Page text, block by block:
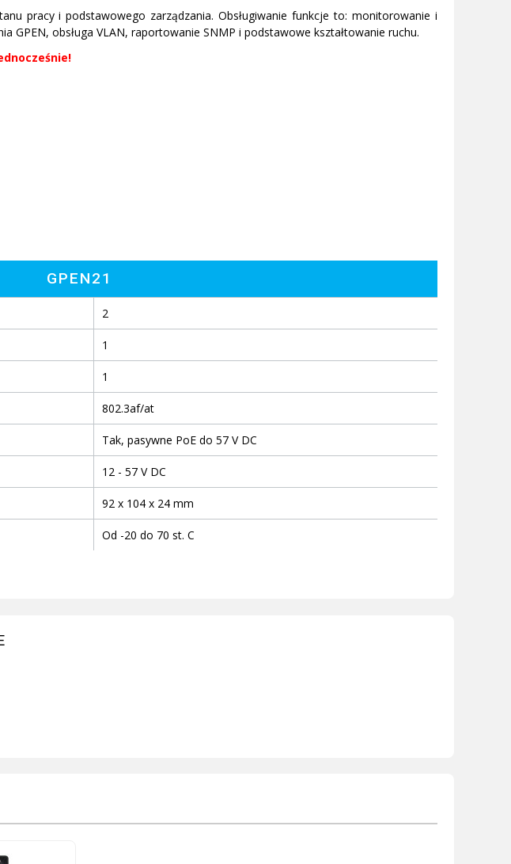
pracy i podstawowego zarządzania. Obsługiwanie funkcje to: monitorowanie i
GPEN, obsługa VLAN, raportowanie SNMP i podstawowe kształtowanie ruchu.
GPEN21
2
1
1
802.3af/at
Tak, pasywne PoE do 57 V DC
12 - 57 V DC
92 x 104 x 24 mm
Od -20 do 70 st. C